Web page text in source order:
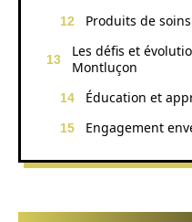
Produits de
Les défis et
Montluçon
Éducation et
Engagement